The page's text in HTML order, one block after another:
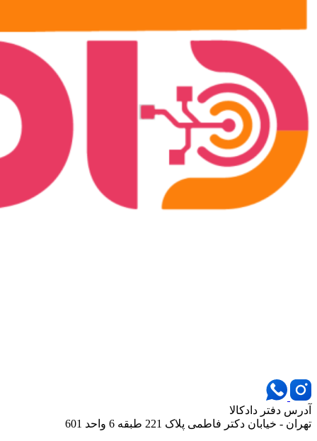
آدرس دفتر دادکالا
تهران - خیابان دکتر فاطمی پلاک 221 طبقه 6 واحد 601